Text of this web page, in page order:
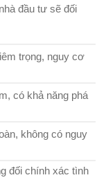
đầu tư sẽ đối
trọng, nguy cơ
có khả năng phá
không có nguy
đối chính xác tình